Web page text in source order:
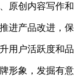
原创内容写作
进产品改进，保
用户活跃度和品
形象，发掘有意